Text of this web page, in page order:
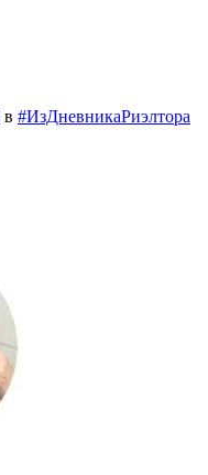
в #ИзДневникаРиэлтора